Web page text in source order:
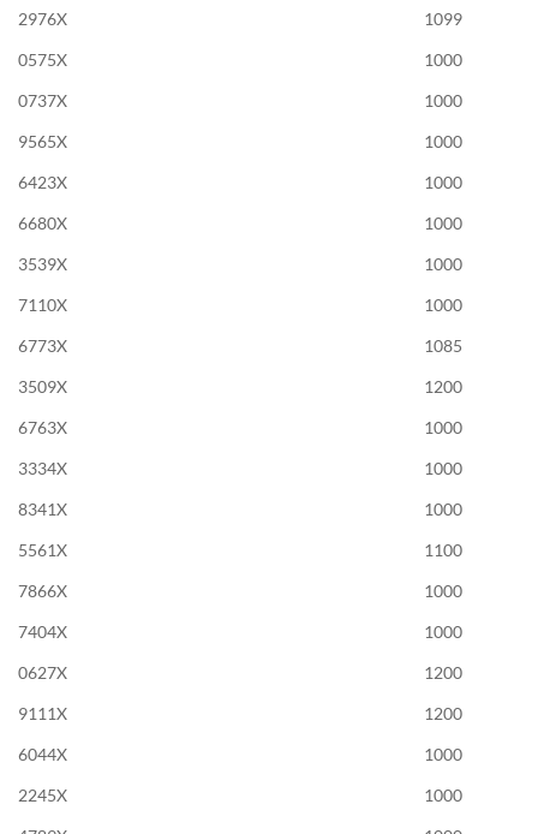
2976X
1099
0575X
1000
0737X
1000
9565X
1000
6423X
1000
6680X
1000
3539X
1000
7110X
1000
6773X
1085
3509X
1200
6763X
1000
3334X
1000
8341X
1000
5561X
1100
7866X
1000
7404X
1000
0627X
1200
9111X
1200
6044X
1000
2245X
1000